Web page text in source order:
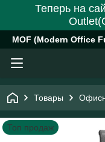
Теперь на
MOF (Modern Office
Товары
Топ продаж